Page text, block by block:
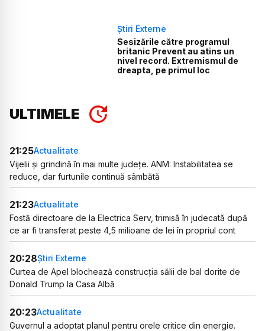
Știri Externe
Sesizările către programul
britanic Prevent au atins un
nivel record. Extremismul de
dreapta, pe primul loc
ULTIMELE
21:25Actualitate
Vijelii și grindină în mai multe județe. ANM: Instabilitatea se
reduce, dar furtunile continuă sâmbătă
21:23Actualitate
Fostă directoare de la Electrica Serv, trimisă în judecată după
ce ar fi transferat peste 4,5 milioane de lei în propriul cont
20:28Știri Externe
Curtea de Apel blochează construcția sălii de bal dorite de
Donald Trump la Casa Albă
20:23Actualitate
Guvernul a adoptat planul pentru orele critice din energie.